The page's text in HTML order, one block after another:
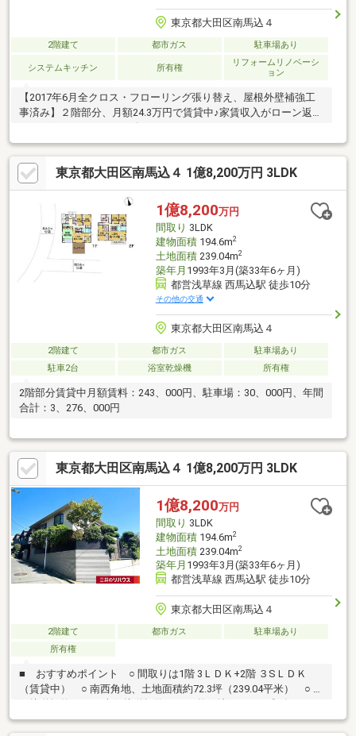
東京都大田区南馬込４
2階建て 都市ガス 駐車場あり
システムキッチン 所有権
リフォームリノベーシ
ョン
【2017年6月全クロス・フローリング張り替え、屋根外壁補強工
事済み】２階部分、月額24.3万円で賃貸中♪家賃収入がローン返済
温水洗浄便座交換を行い、室内も築浅気分で新生活をスタートで
きます！南側にはテラスがあり、陽当たりの良さと開放感を一段
と感じることができます♪賃料収入で賢く備える、新しい資産形成
のカタチをここから。
東京都大田区南馬込４ 1億8,200万円 3LDK
1億8,200万円
間取り 3LDK
建物面積194.6m2
土地面積239.04m2
築年月 1993年3月(築33年6ヶ月)
都営浅草線 西馬込駅 徒歩10分
その他の交通
東京都大田区南馬込４
2階建て 都市ガス
駐車場あり
駐車2台
浴室乾燥機 所有権
2階部分賃貸中月額賃料：243、000円、駐車場：30、000円、年間
合計：3、276、000円
東京都大田区南馬込４ 1億8,200万円 3LDK
1億8,200万円
間取り 3LDK
建物面積194.6m2
土地面積239.04m2
築年月 1993年3月(築33年6ヶ月)
都営浅草線 西馬込駅 徒歩10分
東京都大田区南馬込４
2階建て 都市ガス
駐車場あり
所有権
■ おすすめポイント ○ 間取りは1階 3ＬＤＫ+2階 ３SＬＤＫ
（賃貸中） ○ 南西角地、土地面積約72.3坪（239.04平米） ○ 西
（1993年）3月築 ■ 環境 ○ スーパーキタムラまで約190